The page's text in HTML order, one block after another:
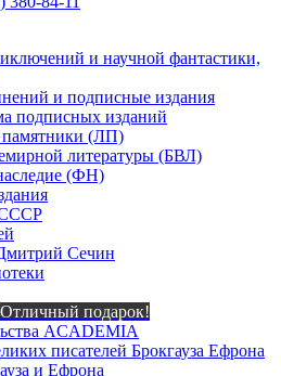
и научной фантастики,
и подписные издания
подписных изданий
памятники (ЛП)
литературы (БВЛ)
(ФН)
СССР
Сечин
Отличный подарок!
ACADEMIA
писателей Брокгауза Ефрона
и Ефрона